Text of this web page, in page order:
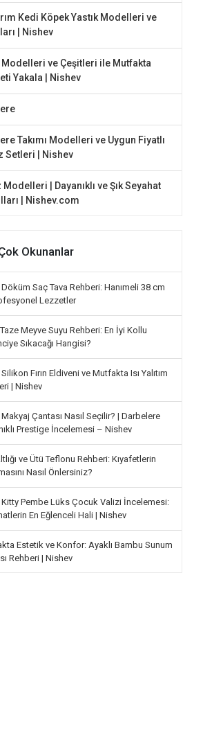
Kedi Köpek Yastık Modelleri ve
| Nishev
Modelleri ve Çeşitleri ile Mutfakta
Yakala | Nishev
Takımı Modelleri ve Uygun Fiyatlı
Setleri | Nishev
| Dayanıklı ve Şık Seyahat
| Nishev.com
Okunanlar
Döküm Saç Tava Rehberi: Hanımeli 38 cm
Lezzetler
Meyve Suyu Rehberi: En İyi Kollu
Sıkacağı Hangisi?
Fırın Eldiveni ve Mutfakta Isı Yalıtım
| Nishev
Makyaj Çantası Nasıl Seçilir? | Darbelere
Prestige İncelemesi – Nishev
ve Ütü Teflonu Rehberi: Kıyafetlerin
Nasıl Önlersiniz?
Pembe Lüks Çocuk Valizi İncelemesi:
En Eğlenceli Hali | Nishev
Estetik ve Konfor: Ayaklı Bambu Sunum
Rehberi | Nishev